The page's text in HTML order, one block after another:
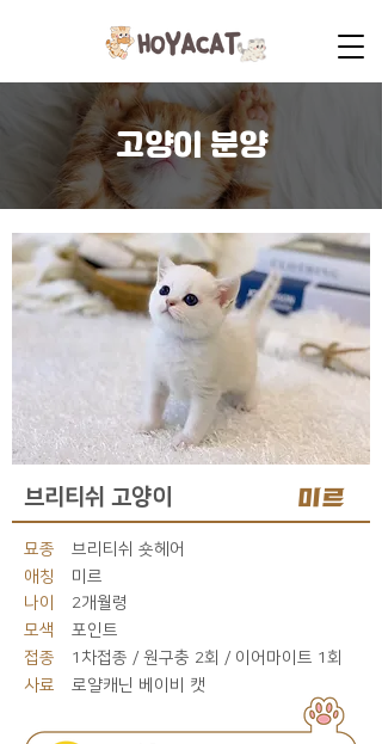
고양이 분양
브리티쉬 고양이 미르
묘종
브리티쉬 숏헤어
애칭
미르
나이
2개월령
모색
포인트
접종
1차접종 / 원구충 2회 / 이어마이트 1회
사료
로얄캐닌 베이비 캣